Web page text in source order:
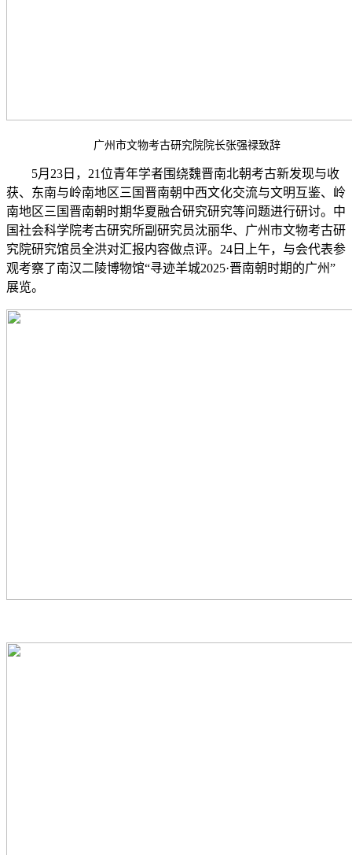
广州市文物考古研究院院长张强禄致辞
5月23日，21位青年学者围绕魏晋南北朝考古新发现与收
获、东南与岭南地区三国晋南朝中西文化交流与文明互鉴、岭
南地区三国晋南朝时期华夏融合研究研究等问题进行研讨。中
国社会科学院考古研究所副研究员沈丽华、广州市文物考古研
究院研究馆员全洪对汇报内容做点评。24日上午，与会代表参
观考察了南汉二陵博物馆“寻迹羊城2025·晋南朝时期的广州”
展览。